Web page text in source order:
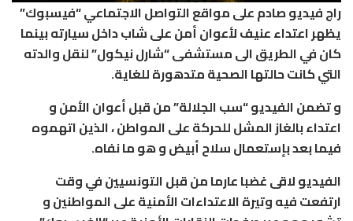
راج فيديو صادم على مواقع التواصل الاجتماعي “فيسبوك”
يظهر اعتداء عنيف لأعوان أمن على شاب داخل سيارته بينما
كان في الطريق الى مستشفى “شارل نيكول” لنقل والدته
التي كانت حالتها الصحية متدهورة للغاية.
و تضمن الفيديو “سب الجلالة” من قبل أعوان الأمن و
اعتداء بالغاز المشل للحركة على المواطن ، الذين اتهموه
فيما بعد بإستعمال سلاح أبيض و هو ما نفاه.
الفيديو لاقى غضبا عارما من قبل التونسيين في وقت
ارتفعت فيه وتيرة الاعتداءات الأمنية على المواطنين و